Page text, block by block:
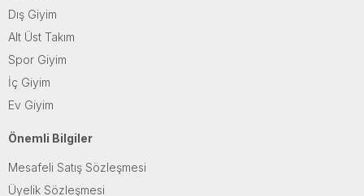
Dış Giyim
Alt Üst Takım
Spor Giyim
İç Giyim
Ev Giyim
Önemli Bilgiler
Mesafeli Satış Sözleşmesi
Üyelik Sözleşmesi